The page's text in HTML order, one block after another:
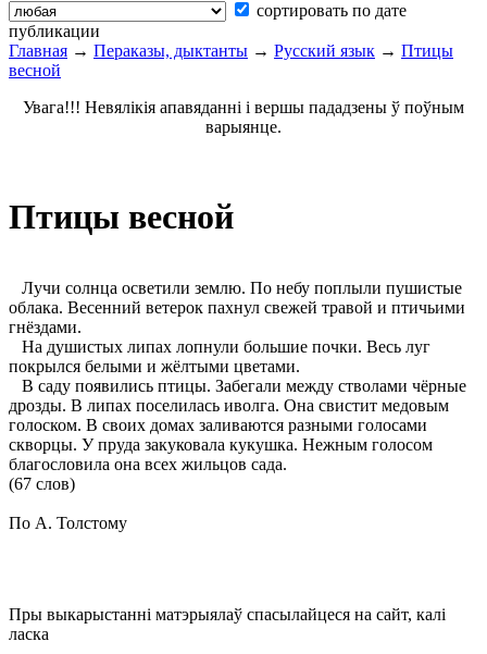
сортировать по дате
публикации
Главная → Пераказы, дыктанты → Русский язык → Птицы
весной
Увага!!! Невялікія апавяданні і вершы пададзены ў поўным
варыянце.
Птицы весной
Лучи солнца осветили землю. По небу поплыли пушистые
облака. Весенний ветерок пахнул свежей травой и птичьими
гнёздами.
На душистых липах лопнули большие почки. Весь луг
покрылся белыми и жёлтыми цветами.
В саду появились птицы. Забегали между стволами чёрные
дрозды. В липах поселилась иволга. Она свистит медовым
голоском. В своих домах заливаются разными голосами
скворцы. У пруда закуковала кукушка. Нежным голосом
благословила она всех жильцов сада.
(67 слов)
По А. Толстому
Пры выкарыстанні матэрыялаў спасылайцеся на сайт, калі
ласка